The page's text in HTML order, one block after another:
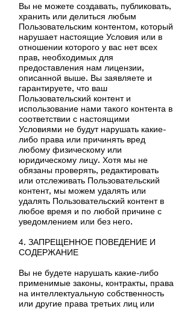
Вы не можете создавать, публиковать,
хранить или делиться любым
Пользовательским контентом, который
нарушает настоящие Условия или в
отношении которого у вас нет всех
прав, необходимых для
предоставления нам лицензии,
описанной выше. Вы заявляете и
гарантируете, что ваш
Пользовательский контент и
использование нами такого контента в
соответствии с настоящими
Условиями не будут нарушать какие-
либо права или причинять вред
любому физическому или
юридическому лицу. Хотя мы не
обязаны проверять, редактировать
или отслеживать Пользовательский
контент, мы можем удалять или
удалять Пользовательский контент в
любое время и по любой причине с
уведомлением или без него.
4. ЗАПРЕЩЕННОЕ ПОВЕДЕНИЕ И
СОДЕРЖАНИЕ
Вы не будете нарушать какие-либо
применимые законы, контракты, права
на интеллектуальную собственность
или другие права третьих лиц или